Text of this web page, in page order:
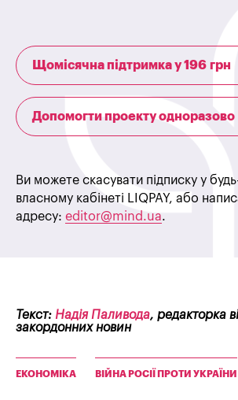
Щомісячна підтримка у 196 грн
Допомогти проекту одноразово
Ви можете скасувати підписку у
власному кабінеті LIQPAY, або
адресу: editor@mind.ua.
Текст: Надія Паливода, редакторка
закордонних новин
ЕКОНОМІКА ВІЙНА РОСІЇ ПРОТИ УКРАЇНИ